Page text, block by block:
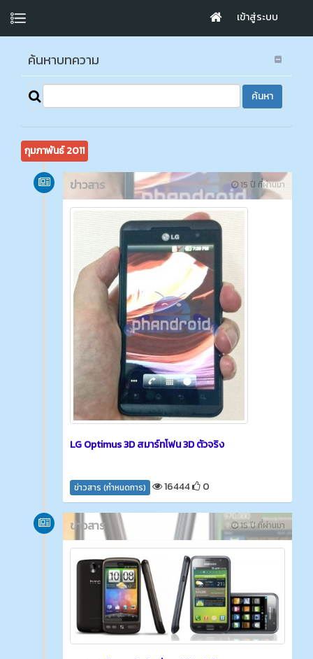
เข้าสู่ระบบ
ค้นหาบทความ
กุมภาพันธ์ 2011
15 ปี ที่ผ่านมา
ข่าวสาร
LG Optimus 3D สมาร์ทโฟน 3D ตัวจริง
ข่าวสาร (กำหนดการ) 16444 0
15 ปี ที่ผ่านมา
ข่าวสาร